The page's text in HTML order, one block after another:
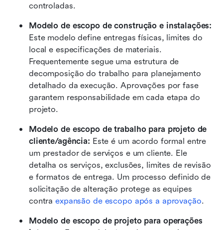
controladas.
Este modelo define entregas físicas, limites do
local e especificações de materiais.
Frequentemente segue uma estrutura de
decomposição do trabalho para planejamento
detalhado da execução. Aprovações por fase
garantem responsabilidade em cada etapa do
projeto.
Modelo de escopo de trabalho para projeto de
cliente/agência: Este é um acordo formal entre
um prestador de serviços e um cliente. Ele
detalha os serviços, exclusões, limites de revisão
e formatos de entrega. Um processo definido de
solicitação de alteração protege as equipes
contra expansão de escopo após a aprovação.
Modelo de escopo de projeto para operações